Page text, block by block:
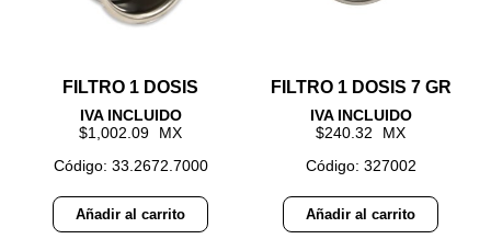
FILTRO 1 DOSIS
1,002.09
Código: 33.2672.7000
Añadir al carrito
FILTRO 1 DOSIS 7 GR
240.32
Código: 327002
Añadir al carrito